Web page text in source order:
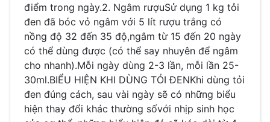
điểm trong ngày.2. Ngâm rượuSử dụng 1 kg tỏi
đen đã bóc vỏ ngâm với 5 lít rượu trắng có
nồng độ 32 đến 35 độ,ngâm từ 15 đến 20 ngày
có thể dùng được (có thể say nhuyên để ngâm
cho nhanh).Mỗi ngày dùng 2-3 lần, mỗi lần 25-
30ml.BIỂU HIỆN KHI DÙNG TỎI ĐENKhi dùng tỏi
đen đúng cách, sau vài ngày sẽ có những biểu
hiện thay đổi khác thường sốvới nhịp sinh học